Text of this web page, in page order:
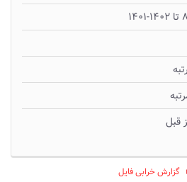
گزارش خرابی فایل